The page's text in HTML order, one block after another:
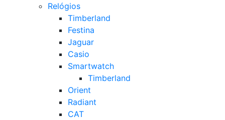
Relógios
Timberland
Festina
Jaguar
Casio
Smartwatch
Timberland
Orient
Radiant
CAT